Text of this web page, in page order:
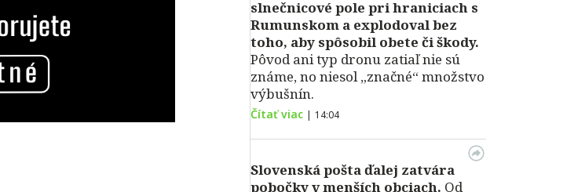
slnečnicové pole pri hraniciach s
Rumunskom a explodoval bez
toho, aby spôsobil obete či škody.
Pôvod ani typ dronu zatiaľ nie sú
známe, no niesol „značné“ množstvo
výbušnín.
Čítať viac | 14:04
Slovenská pošta ďalej zatvára
pobočky v menších obciach. Od